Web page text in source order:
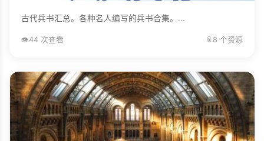
古代兵书汇总。各种名人编写的兵书合集。...
👁️44 次查看 📎 8 个资源